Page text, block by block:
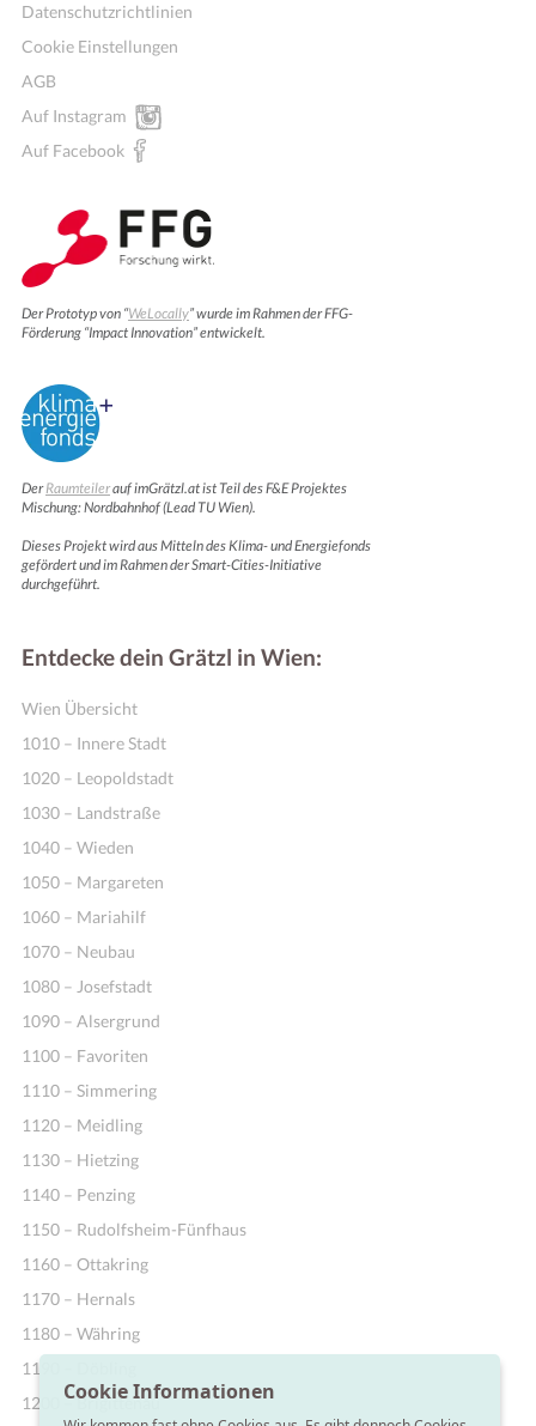
Datenschutzrichtlinien
Cookie Einstellungen
AGB
Auf Instagram
Auf Facebook
Der Prototyp von “WeLocally” wurde im Rahmen der FFG-
Förderung “Impact Innovation” entwickelt.
DerRaumteilerauf imGrätzl.at ist Teil des F&E Projektes
Mischung: Nordbahnhof (Lead TU Wien).
Dieses Projekt wird aus Mitteln des Klima- und Energiefonds
gefördert und im Rahmen der Smart-Cities-Initiative
durchgeführt.
Entdecke dein Grätzl in Wien:
Wien Übersicht
1010 – Innere Stadt
1020 – Leopoldstadt
1030 – Landstraße
1040 – Wieden
1050 – Margareten
1060 – Mariahilf
1070 – Neubau
1080 – Josefstadt
1090 – Alsergrund
1100 – Favoriten
1110 – Simmering
1120 – Meidling
1130 – Hietzing
1140 – Penzing
1150 – Rudolfsheim-Fünfhaus
1160 – Ottakring
1170 – Hernals
1180 – Währing
1190 – Döbling
1200 – Brigittenau
Cookie Informationen